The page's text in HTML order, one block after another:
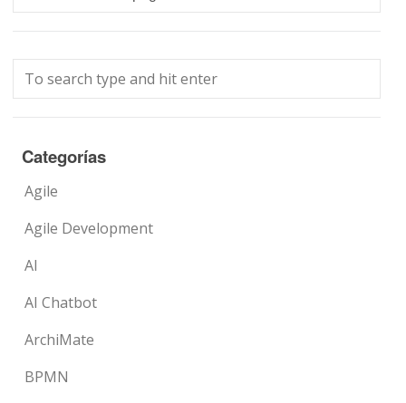
Categorías
Agile
Agile Development
AI
AI Chatbot
ArchiMate
BPMN